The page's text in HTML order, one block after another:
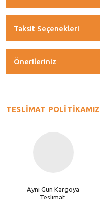
Taksit Seçenekleri
Önerileriniz
TESLİMAT POLİTİKAMIZ
Aynı Gün Kargoya
Teslimat.